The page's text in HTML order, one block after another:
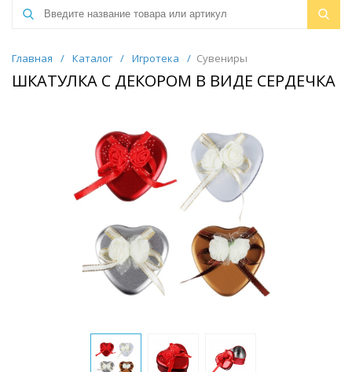
Главная / Каталог / Игротека / Сувениры
ШКАТУЛКА С ДЕКОРОМ В ВИДЕ СЕРДЕЧКА